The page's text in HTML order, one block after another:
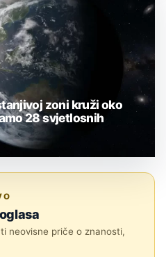
zoni kruži oko
28 svjetlosnih
neovisne priče o znanosti,